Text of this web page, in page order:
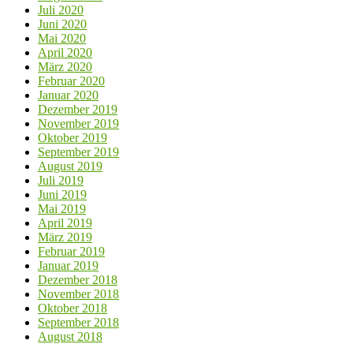
Juli 2020
Juni 2020
Mai 2020
April 2020
März 2020
Februar 2020
Januar 2020
Dezember 2019
November 2019
Oktober 2019
September 2019
August 2019
Juli 2019
Juni 2019
Mai 2019
April 2019
März 2019
Februar 2019
Januar 2019
Dezember 2018
November 2018
Oktober 2018
September 2018
August 2018